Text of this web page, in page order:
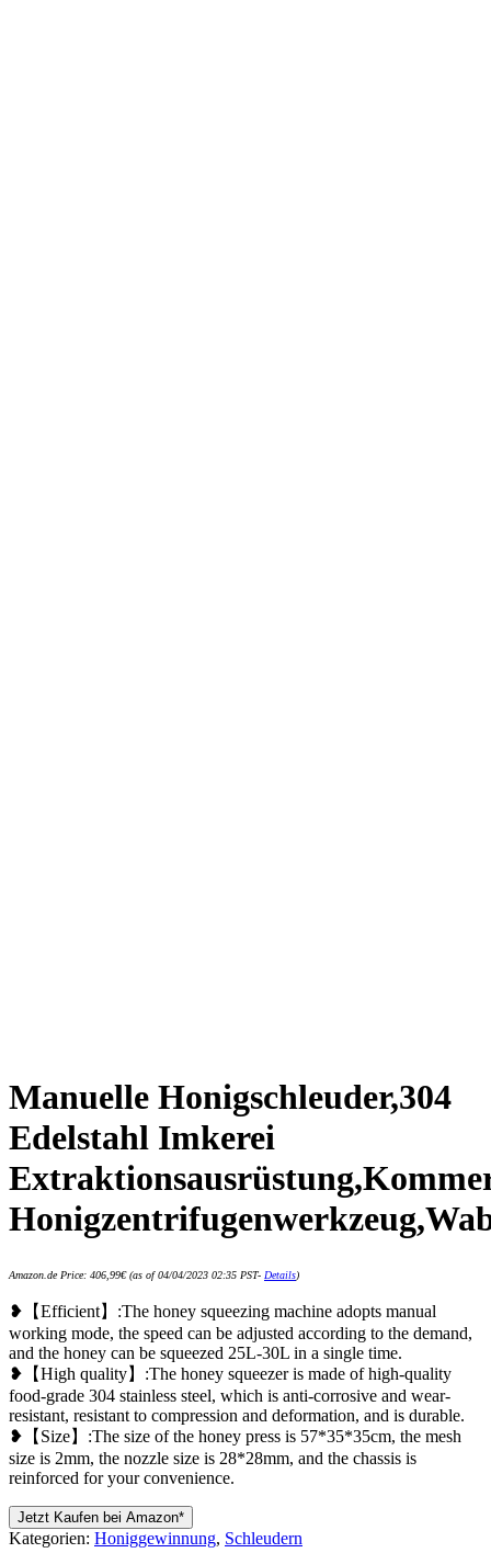
Manuelle Honigschleuder,304
Edelstahl Imkerei
Amazon.de Price: 406,99€(as of 04/04/2023 02:35 PST- Details)
❥【Efficient】:The honey squeezing machine adopts manual
working mode, the speed can be adjusted according to the demand,
and the honey can be squeezed 25L-30L in a single time.
❥【High quality】:The honey squeezer is made of high-quality
food-grade 304 stainless steel, which is anti-corrosive and wear-
resistant, resistant to compression and deformation, and is durable.
❥【Size】:The size of the honey press is 57*35*35cm, the mesh
size is 2mm, the nozzle size is 28*28mm, and the chassis is
reinforced for your convenience.
Jetzt Kaufen bei Amazon*
Kategorien: Honiggewinnung, Schleudern